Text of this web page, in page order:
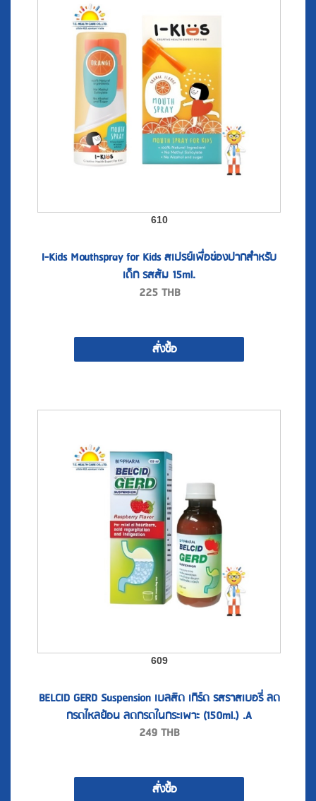
610
I-Kids Mouthspray for Kids สเปรย์เพื่อช่องปากสำหรับ
เด็ก รสส้ม 15ml.
225 THB
สั่งซื้อ
609
BELCID GERD Suspension เบลสิด เกิร์ด รสราสเบอรี่ ลด
กรดไหลย้อน ลดกรดในกระเพาะ (150ml.) .A
249THB
สั่งซื้อ